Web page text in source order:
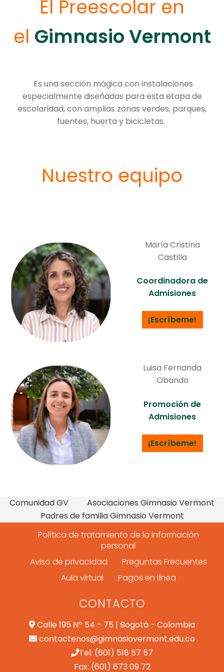
El Preescolar en
el Gimnasio Vermont
Es una sección mágica con instalaciones
especialmente diseñadas para esta etapa de
escolaridad, con amplias zonas verdes, parques,
fuentes, huerta y bicicletas.
Nuestro equipo
María Cristina
Castilla
Coordinadora de
Admisiones
¡Escríbeme!
Luisa Fernanda
Obando
Promoción de
Admisiones
¡Escríbeme!
Comunidad GV
Asociaciones Gimnasio Vermont
Padres de familia Gimnasio Vermont
Política de tratamiento de la información
personal
Aviso de privacidad
Preguntas Frecuentes
Aula virtual
Pagos en línea
CONTACTO
Calle 195 Nº 54 - 75 | Bogotá - Colombia
contactenos@gimnasiovermont.edu.co
Tel: (601) 518 57 57
Fax: (601) 673 09 72